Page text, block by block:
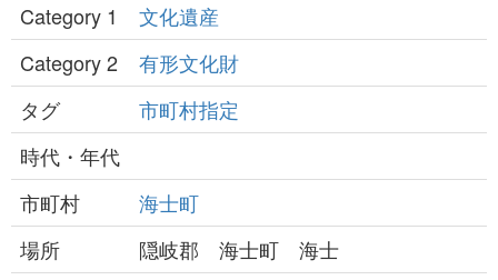
Category 1
文化遺産
Category 2
有形文化財
タグ
市町村指定
時代・年代
市町村
海士町
場所
隠岐郡 海士町 海士